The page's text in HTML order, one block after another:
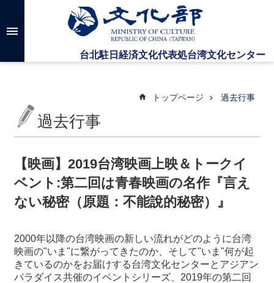
メインのコンテンツブロックにジャンプします
高
検
台
セ
ン
タ
に
つ
い
て
トップページ 過去行事
過去行事
【映画】2019台湾映画上映＆トークイ
ベント:第二回は青春映画の名作『言え
ない秘密（原題：不能說的秘密）』
2000年以降の台湾映画の新しい流れがどのように台湾
映画の"いま "に繋がってきたのか、そして"いま "何が起
きているのかをお届けする台湾文化センターとアジアン
パラダイス共催のイベントシリーズ、 2019年の第二回